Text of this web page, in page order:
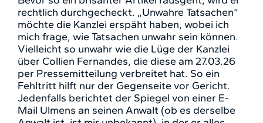
rechtlich durchgecheckt. „Unwahre Tatsachen“
möchte die Kanzlei erspäht haben, wobei ich
mich frage, wie Tatsachen unwahr sein können.
Vielleicht so unwahr wie die Lüge der Kanzlei
über Collien Fernandes, die diese am 27.03.26
per Pressemitteilung verbreitet hat. So ein
Fehltritt hilft nur der Gegenseite vor Gericht.
Jedenfalls berichtet der Spiegel von einer E-
Mail Ulmens an seinen Anwalt (ob es derselbe